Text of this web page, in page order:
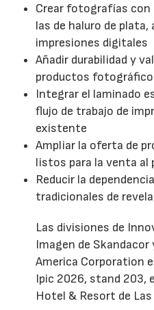
Crear fotografías
las de haluro de plata,
impresiones digitales
Añadir durabilidad y
productos
Integrar el laminado
flujo de trabajo de
existente
Ampliar la oferta de
listos para la venta al
Reducir la
tradicionales de
Las divisiones de
Imagen de
America Corporation
Ipic 2026, stand 203,
Hotel & Resort de Las